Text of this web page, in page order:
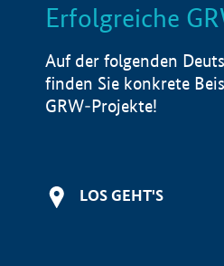
LISTE
Erfolgreiche
Auf der folgenden
finden Sie konkrete
GRW-Projekte!
LOS GEHT'S